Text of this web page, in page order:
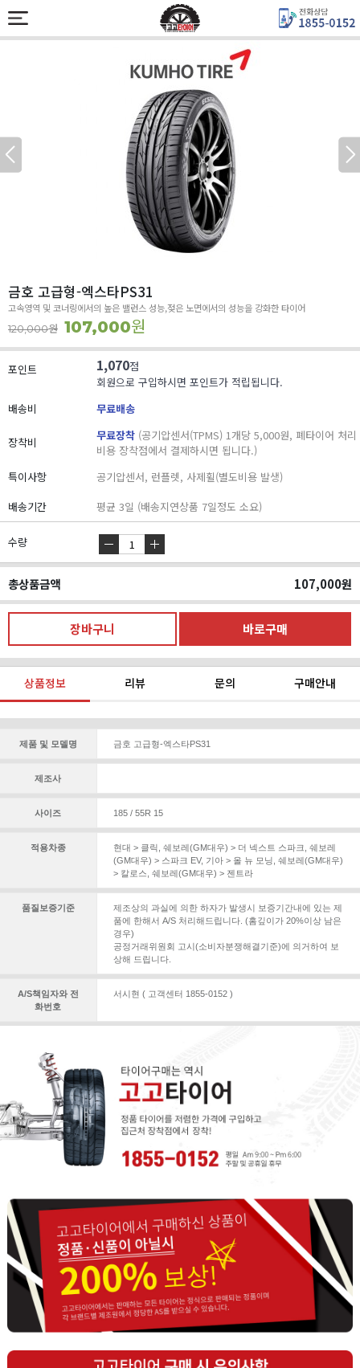
금호 고급형-엑스타PS31
고속영역 및 코너링에서의 높은 밸런스 성능,젖은 노면에서의 성능을 강화한 타이어
120,000원 107,000원
포인트 1,070점
회원으로 구입하시면 포인트가 적립됩니다.
배송비
무료배송
장착비 무료장착 (공기압센서(TPMS) 1개당 5,000원, 폐타이어 처리
비용 장착점에서 결제하시면 됩니다.)
특이사항
공기압센서, 런플렛, 사제휠(별도비용 발생)
배송기간
평균 3일 (배송지연상품 7일정도 소요)
수량
총상품금액 107,000원
상품정보 리뷰 문의 구매안내
제품 및 모델명 금호 고급형-엑스타PS31
제조사
사이즈 185 / 55R 15
적용차종 현대 > 클릭 쉐보레(GM대우) > 더 넥스트 스파크 쉐보레
(GM대우) > 스파크 EV, 기아 > 올 뉴 모닝 쉐보레(GM대우)
> 칼로스 쉐보레(GM대우) > 젠트라
품질보증기준
제조상의 과실에 의한 하자가 발생시 보증기간내에 있는 제
품에 한해서 A/S 처리해드립니다. (홈깊이가 20%이상 남은
경우)
공정거래위원회 고시(소비자분쟁해결기준)에 의거하여 보
상해 드립니다.
A/S책임자와 전
화번호
서시현 ( 고객센터 1855-0152 )